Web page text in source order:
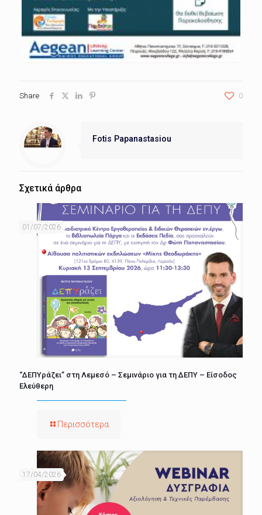
Share 0
Fotis Papanastasiou
Σχετικά άρθρα
01/07/2026
“ΔΕΠΥράζει” στη Λεμεσό – Σεμινάριο για τη ΔΕΠΥ – Είσοδος
Ελεύθερη
Περισσότερα
17/04/2026